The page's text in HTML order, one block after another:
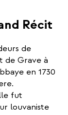
Récit
de
de Grave à
en 1730
fut
louvaniste